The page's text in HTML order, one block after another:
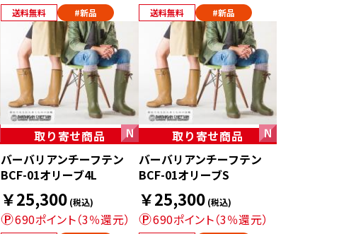
送料無料 #新品 送料無料 #新品
取り寄せ商品
バーバリアンチーフテン
BCF-01オリーブ4L
￥25,300 (税込)
690ポイント（3％還元）
取り寄せ商品
バーバリアンチーフテン
BCF-01オリーブS
￥25,300 (税込)
690ポイント（3％還元）